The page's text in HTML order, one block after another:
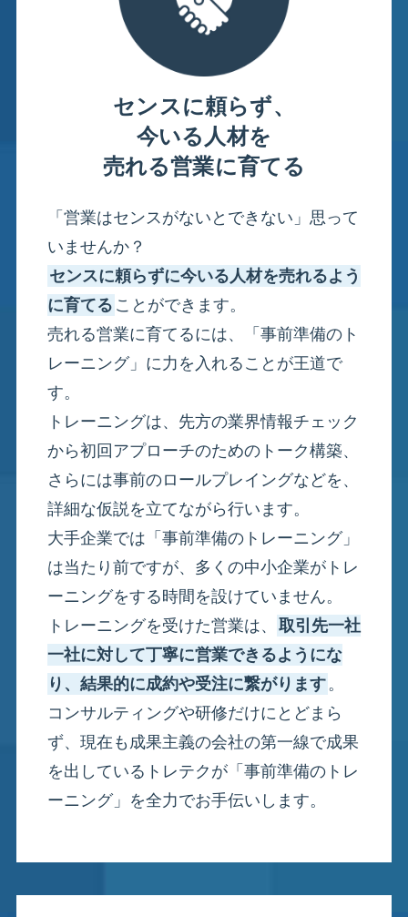
センスに頼らず、
今いる人材を
売れる営業に育てる
「営業はセンスがないとできない」思って
いませんか？
センスに頼らずに今いる人材を売れるよう
に育てる ことができます。
売れる営業に育てるには、「事前準備のト
レーニング」に力を入れることが王道で
す。
トレーニングは、先方の業界情報チェック
から初回アプローチのためのトーク構築、
さらには事前のロールプレイングなどを、
詳細な仮説を立てながら行います。
大手企業では「事前準備のトレーニング」
は当たり前ですが、多くの中小企業がトレ
ーニングをする時間を設けていません。
トレーニングを受けた営業は、
取引先一社
一社に対して丁寧に営業できるようにな
り、結果的に成約や受注に繋がります。
コンサルティングや研修だけにとどまら
ず、現在も成果主義の会社の第一線で成果
を出しているトレテクが「事前準備のトレ
ーニング」を全力でお手伝いします。